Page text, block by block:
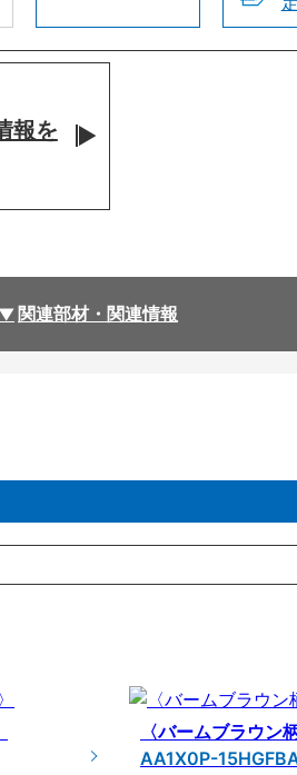
報を
関連部材・関連情報
〈バームブラウン柄
AA1X0P-